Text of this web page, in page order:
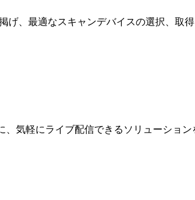
げ、最適なスキャンデバイスの選択、
気軽にライブ配信できるソリューショ